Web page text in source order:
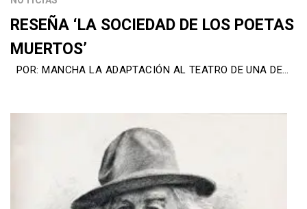
RESEÑA ‘LA SOCIEDAD DE LOS POETAS
MUERTOS’
POR: MANCHA LA ADAPTACIÓN AL TEATRO DE UNA DE…